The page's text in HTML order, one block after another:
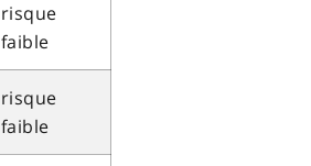
risque
faible
risque
faible